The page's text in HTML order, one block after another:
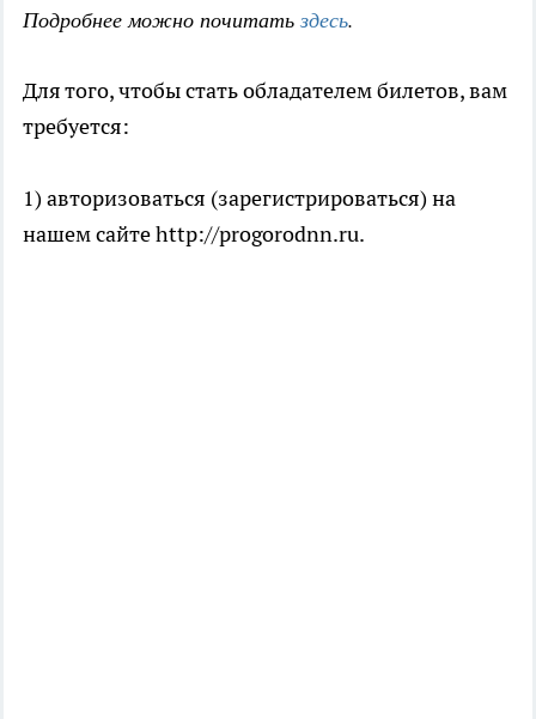
Подробнее можно почитать здесь.
Для того, чтобы стать обладателем билетов, вам
требуется:
1) авторизоваться (зарегистрироваться) на
нашем сайте http://progorodnn.ru.